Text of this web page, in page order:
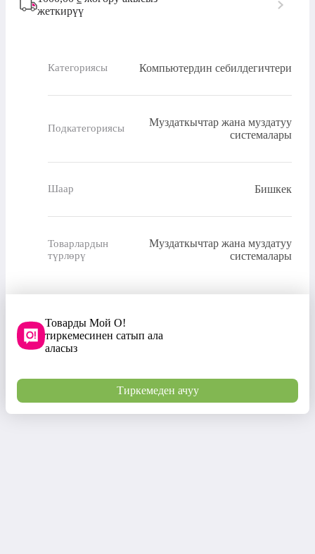
жеткирүү
Категориясы Компьютердин себилдегичтери
Подкатегориясы
Муздаткычтар жана муздатуу
системалары
Шаар Бишкек
Товарлардын
түрлөрү
Муздаткычтар жана муздатуу
системалары
Товарды Мой О!
тиркемесинен сатып ала
аласыз
Тиркемеден ачуу